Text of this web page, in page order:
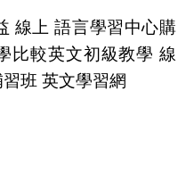
線上 語言學習中心購
比較英文初級教學 線
習班 英文學習網